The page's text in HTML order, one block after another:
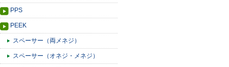
PPS
PEEK
スペーサー（両メネジ）
スペーサー（オネジ・メネジ）